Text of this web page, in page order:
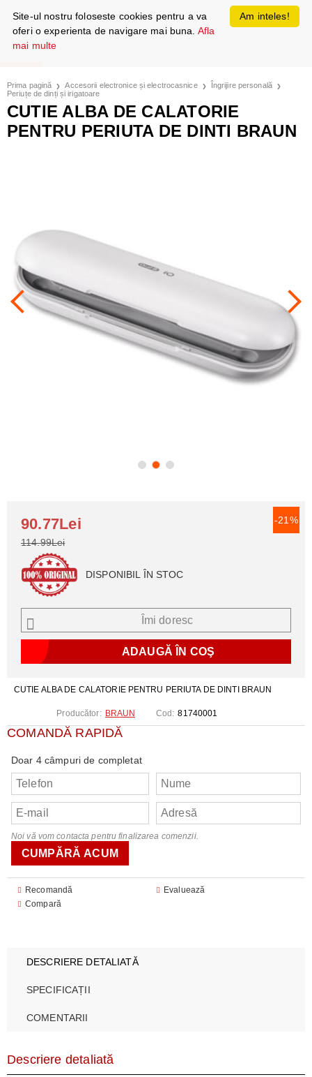
Prima pagină Accesorii electronice și electrocasnice
Îngrijire personală
Periuțe de dinți și irigatoare
CUTIE ALBA DE CALATORIE
PENTRU PERIUTA DE DINTI BRAUN
CUTIE ALBA DE CALATORIE PENTRU PERIUTA DE DINTI BRAUN
Producător: BRAUN Cod: 81740001
COMANDĂ RAPIDĂ
Doar 4 câmpuri de completat
Noi vă vom contacta pentru finalizarea comenzii.
Recomandă
Evaluează
Compară
-21%
90.77Lei
114.99Lei
DISPONIBIL ÎN STOC
Îmi doresc
DESCRIERE DETALIATĂ
SPECIFICAȚII
COMENTARII
Descriere detaliată
Am inteles!
Site-ul nostru foloseste cookies pentru a va
oferi o experienta de navigare mai buna. Afla
mai multe